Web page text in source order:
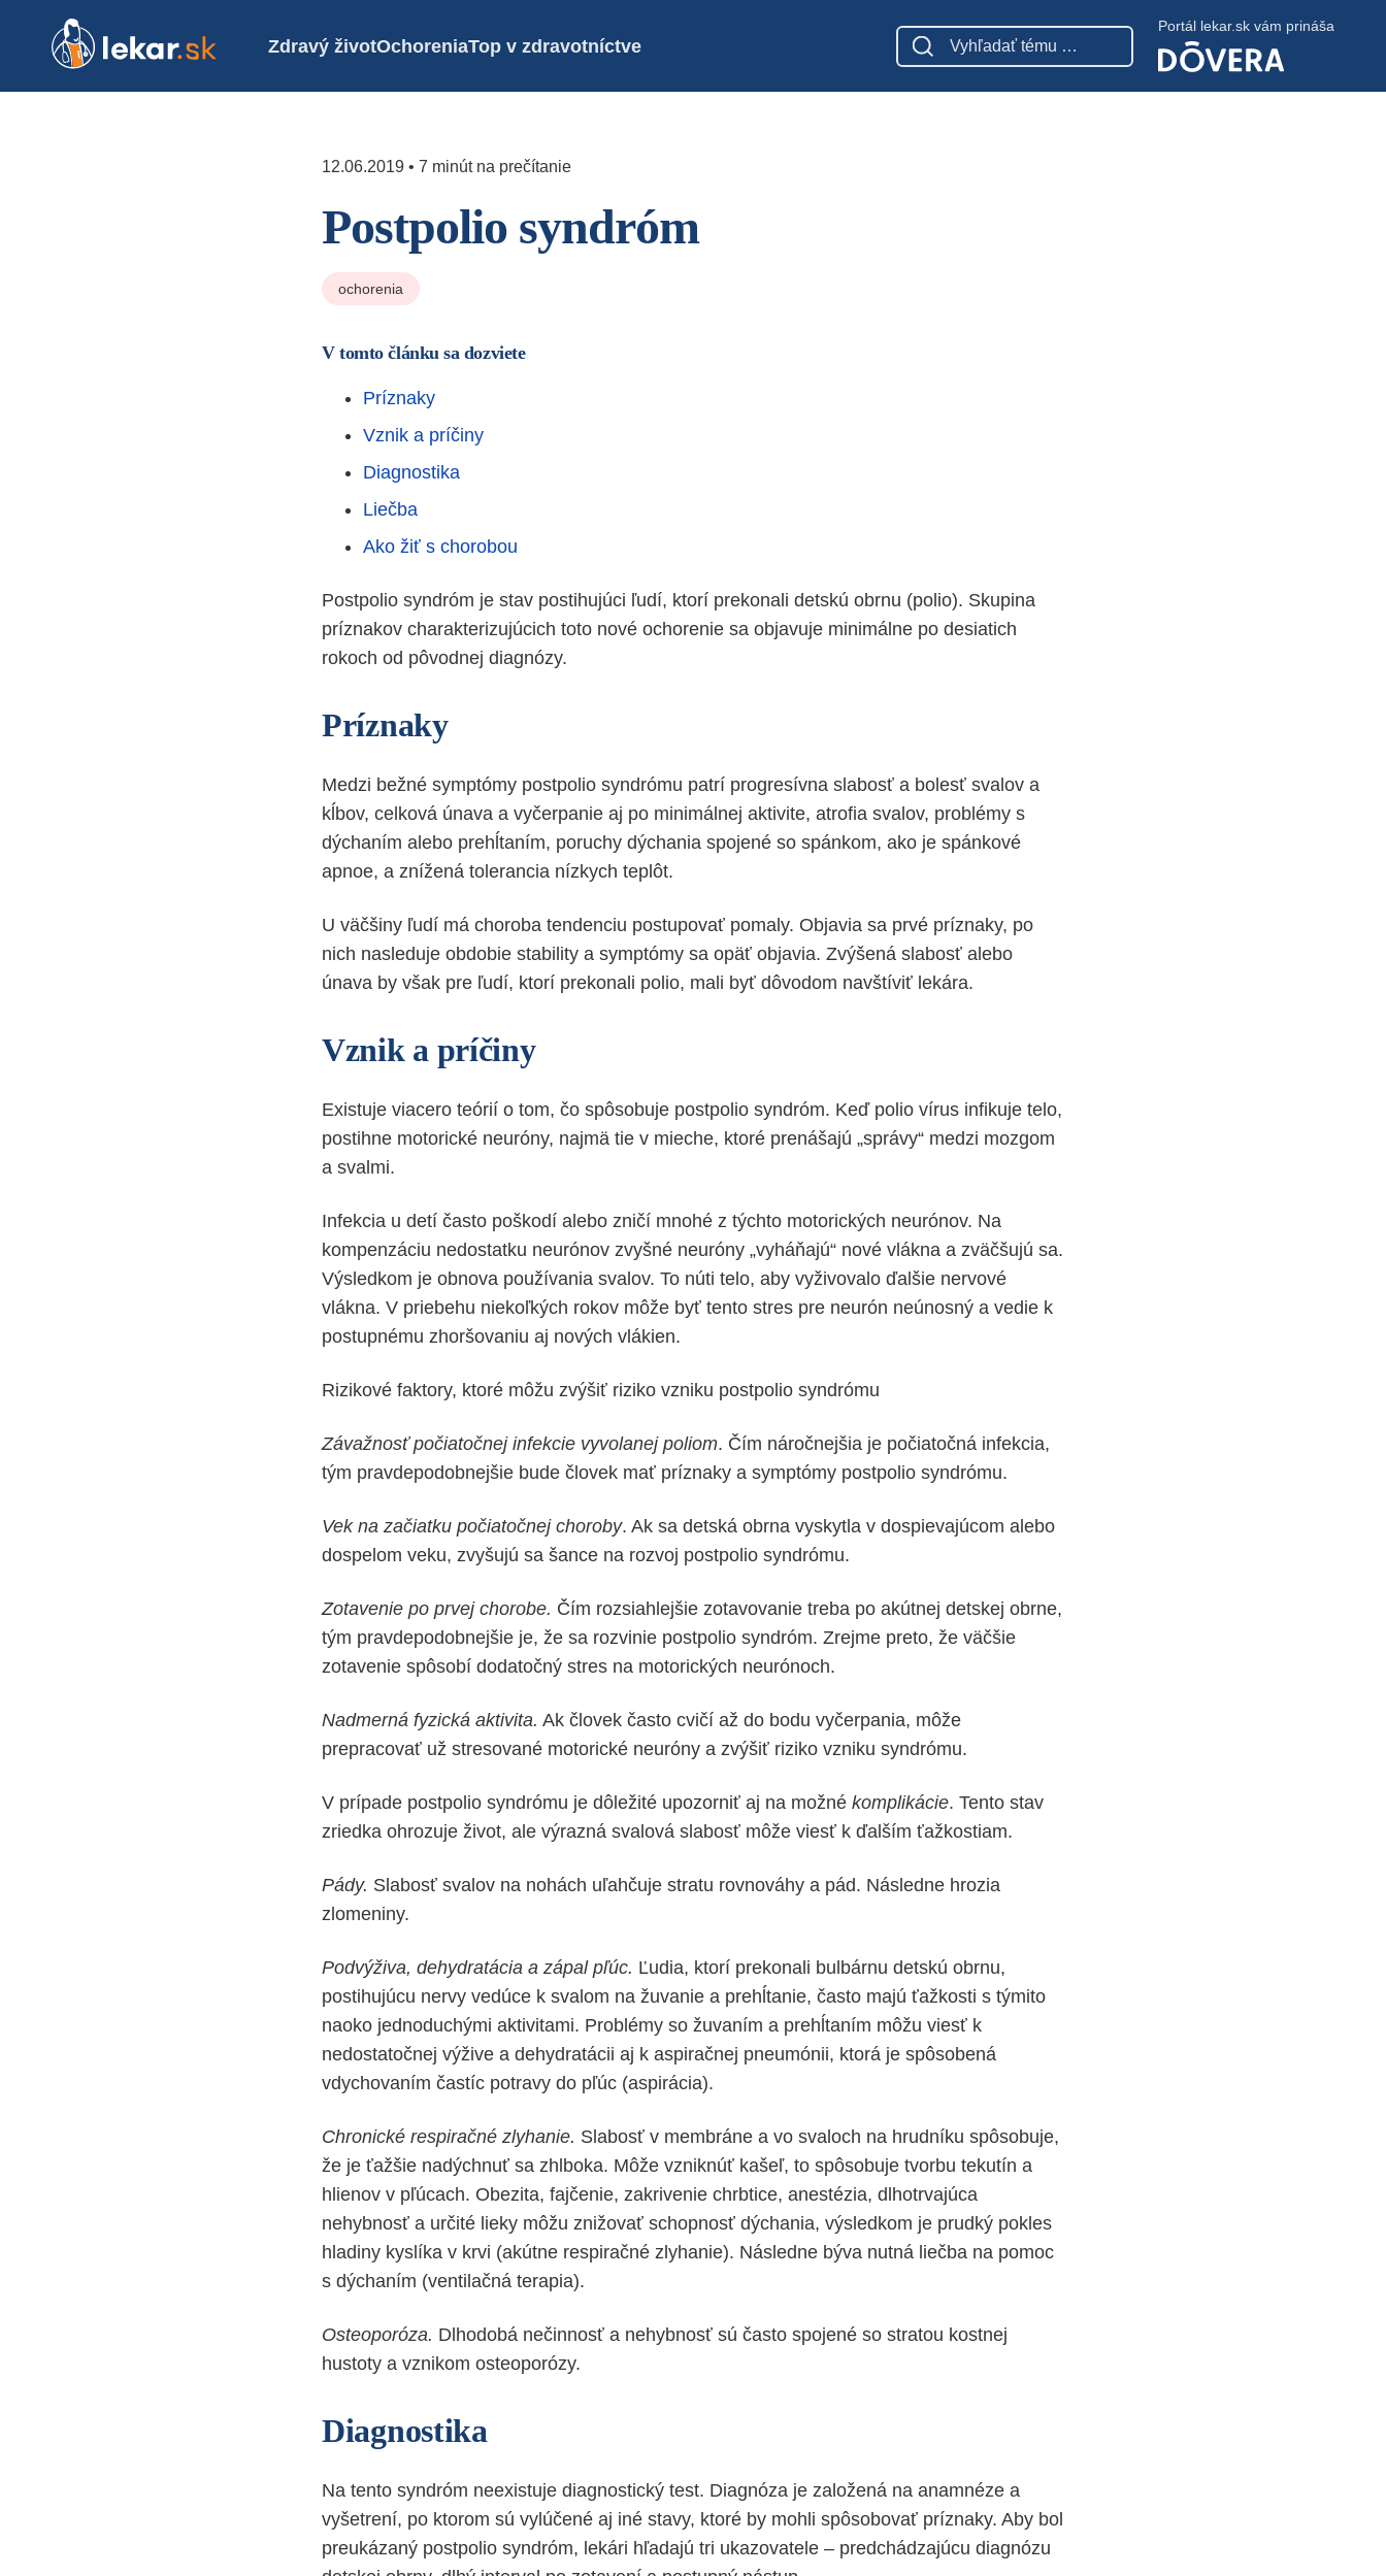
Zdravý životOchoreniaTop v zdravotníctve
Portál lekar.sk vám prináša
12.06.2019 • 7 minút na prečítanie
Postpolio syndróm
ochorenia
V tomto článku sa dozviete
Príznaky
Vznik a príčiny
Diagnostika
Liečba
Ako žiť s chorobou
Postpolio syndróm je stav postihujúci ľudí, ktorí prekonali detskú obrnu (polio). Skupina
príznakov charakterizujúcich toto nové ochorenie sa objavuje minimálne po desiatich
rokoch od pôvodnej diagnózy.
Príznaky
Medzi bežné symptómy postpolio syndrómu patrí progresívna slabosť a bolesť svalov a
kĺbov, celková únava a vyčerpanie aj po minimálnej aktivite, atrofia svalov, problémy s
dýchaním alebo prehĺtaním, poruchy dýchania spojené so spánkom, ako je spánkové
apnoe, a znížená tolerancia nízkych teplôt.
U väčšiny ľudí má choroba tendenciu postupovať pomaly. Objavia sa prvé príznaky, po
nich nasleduje obdobie stability a symptómy sa opäť objavia. Zvýšená slabosť alebo
únava by však pre ľudí, ktorí prekonali polio, mali byť dôvodom navštíviť lekára.
Vznik a príčiny
Existuje viacero teórií o tom, čo spôsobuje postpolio syndróm. Keď polio vírus infikuje telo,
postihne motorické neuróny, najmä tie v mieche, ktoré prenášajú „správy“ medzi mozgom
a svalmi.
Infekcia u detí často poškodí alebo zničí mnohé z týchto motorických neurónov. Na
kompenzáciu nedostatku neurónov zvyšné neuróny „vyháňajú“ nové vlákna a zväčšujú sa.
Výsledkom je obnova používania svalov. To núti telo, aby vyživovalo ďalšie nervové
vlákna. V priebehu niekoľkých rokov môže byť tento stres pre neurón neúnosný a vedie k
postupnému zhoršovaniu aj nových vlákien.
Rizikové faktory, ktoré môžu zvýšiť riziko vzniku postpolio syndrómu
Závažnosť počiatočnej infekcie vyvolanej poliom. Čím náročnejšia je počiatočná infekcia,
tým pravdepodobnejšie bude človek mať príznaky a symptómy postpolio syndrómu.
Vek na začiatku počiatočnej choroby. Ak sa detská obrna vyskytla v dospievajúcom alebo
dospelom veku, zvyšujú sa šance na rozvoj postpolio syndrómu.
Zotavenie po prvej chorobe. Čím rozsiahlejšie zotavovanie treba po akútnej detskej obrne,
tým pravdepodobnejšie je, že sa rozvinie postpolio syndróm. Zrejme preto, že väčšie
zotavenie spôsobí dodatočný stres na motorických neurónoch.
Nadmerná fyzická aktivita. Ak človek často cvičí až do bodu vyčerpania, môže
prepracovať už stresované motorické neuróny a zvýšiť riziko vzniku syndrómu.
V prípade postpolio syndrómu je dôležité upozorniť aj na možné komplikácie. Tento stav
zriedka ohrozuje život, ale výrazná svalová slabosť môže viesť k ďalším ťažkostiam.
Pády. Slabosť svalov na nohách uľahčuje stratu rovnováhy a pád. Následne hrozia
zlomeniny.
Podvýživa, dehydratácia a zápal pľúc. Ľudia, ktorí prekonali bulbárnu detskú obrnu,
postihujúcu nervy vedúce k svalom na žuvanie a prehĺtanie, často majú ťažkosti s týmito
naoko jednoduchými aktivitami. Problémy so žuvaním a prehĺtaním môžu viesť k
nedostatočnej výžive a dehydratácii aj k aspiračnej pneumónii, ktorá je spôsobená
vdychovaním častíc potravy do pľúc (aspirácia).
Chronické respiračné zlyhanie. Slabosť v membráne a vo svaloch na hrudníku spôsobuje,
že je ťažšie nadýchnuť sa zhlboka. Môže vzniknúť kašeľ, to spôsobuje tvorbu tekutín a
hlienov v pľúcach. Obezita, fajčenie, zakrivenie chrbtice, anestézia, dlhotrvajúca
nehybnosť a určité lieky môžu znižovať schopnosť dýchania, výsledkom je prudký pokles
hladiny kyslíka v krvi (akútne respiračné zlyhanie). Následne býva nutná liečba na pomoc
s dýchaním (ventilačná terapia).
Osteoporóza. Dlhodobá nečinnosť a nehybnosť sú často spojené so stratou kostnej
hustoty a vznikom osteoporózy.
Diagnostika
Na tento syndróm neexistuje diagnostický test. Diagnóza je založená na anamnéze a
vyšetrení, po ktorom sú vylúčené aj iné stavy, ktoré by mohli spôsobovať príznaky. Aby bol
preukázaný postpolio syndróm, lekári hľadajú tri ukazovatele – predchádzajúcu diagnózu